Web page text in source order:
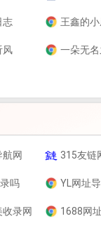
志 王鑫的小
风 一朵无
航网 315友链
吗 YL网址
收录网 1688网址